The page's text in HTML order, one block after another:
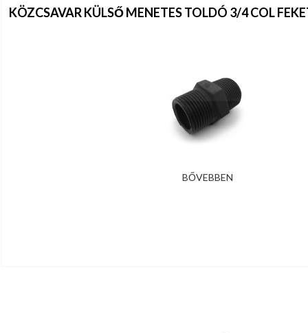
KÖZCSAVAR KÜLSŐ MENETES TOLDÓ 3/4 COL
BŐVEBBEN